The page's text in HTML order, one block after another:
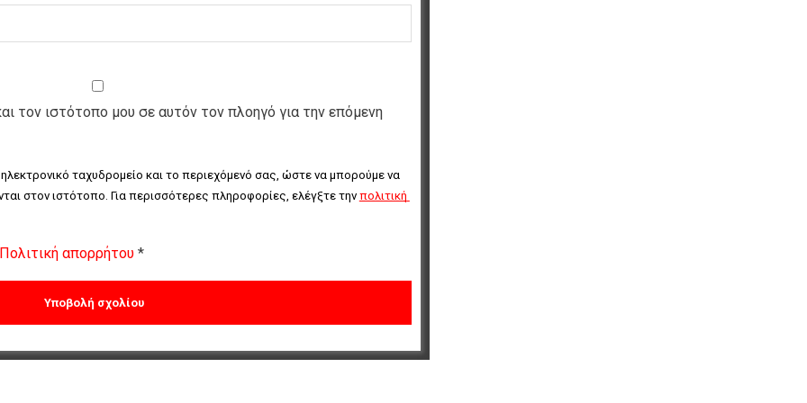
τον ιστότοπο μου σε αυτόν τον πλοηγό για την επόμενη
ταχυδρομείο και το περιεχόμενό σας, ώστε να μπορούμε να
στον ιστότοπο. Για περισσότερες πληροφορίες, ελέγξτε την πολιτική
απορρήτου *